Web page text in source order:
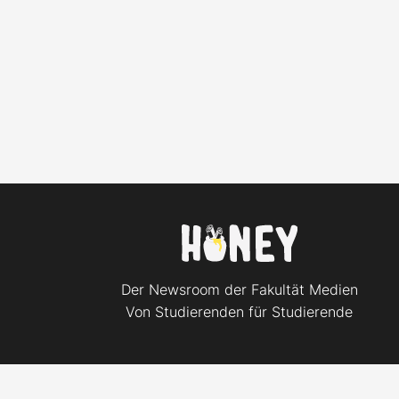
Der Newsroom der Fakultät Medien
Von Studierenden für Studierende